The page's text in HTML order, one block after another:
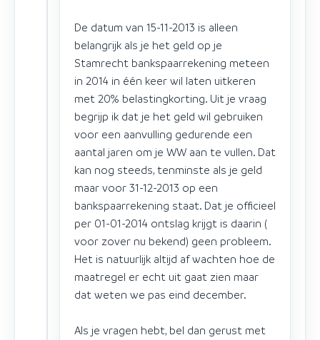
De datum van 15-11-2013 is alleen
belangrijk als je het geld op je
Stamrecht bankspaarrekening meteen
in 2014 in één keer wil laten uitkeren
met 20% belastingkorting. Uit je vraag
begrijp ik dat je het geld wil gebruiken
voor een aanvulling gedurende een
aantal jaren om je WW aan te vullen. Dat
kan nog steeds, tenminste als je geld
maar voor 31-12-2013 op een
bankspaarrekening staat. Dat je officieel
per 01-01-2014 ontslag krijgt is daarin (
voor zover nu bekend) geen probleem.
Het is natuurlijk altijd af wachten hoe de
maatregel er echt uit gaat zien maar
dat weten we pas eind december.
Als je vragen hebt, bel dan gerust met